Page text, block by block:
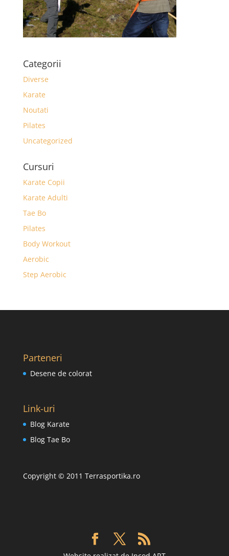
Categorii
Diverse
Karate
Noutati
Pilates
Uncategorized
Cursuri
Karate Copii
Karate Adulti
Tae Bo
Pilates
Body Workout
Aerobic
Step Aerobic
Parteneri
Desene de colorat
Link-uri
Blog Karate
Blog Tae Bo
Copyright © 2011 Terrasportika.ro